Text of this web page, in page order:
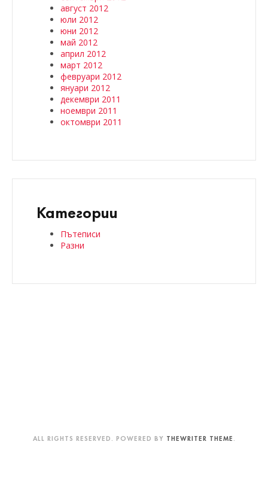
август 2012
юли 2012
юни 2012
май 2012
април 2012
март 2012
февруари 2012
януари 2012
декември 2011
ноември 2011
октомври 2011
Категории
Пътеписи
Разни
ALL RIGHTS RESERVED. POWERED BY THEWRITER THEME.